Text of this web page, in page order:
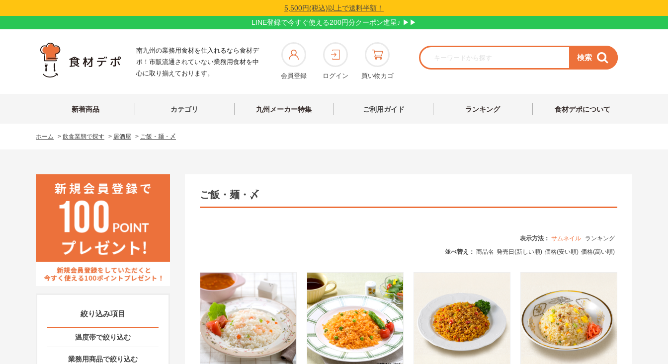
5,500円(税込)以上で送料半額！
LINE登録で今すぐ使える200円分クーポン進呈♪ ▶▶
南九州の業務用食材を仕入れるなら食材デ
ポ！市販流通されていない業務用食材を中
心に取り揃えております。
会員登録 ログイン 買い物カゴ
検索
新着商品 カテゴリ 九州メーカー特集 ご利用ガイド ランキング 食材デポについて
ホーム > 飲食業態で探す > 居酒屋 > ご飯・麺・〆
絞り込み項目
温度帯で絞り込む
業務用商品で絞り込む
ご飯・麺・〆
表示方法： サムネイル
ランキング
並べ替え： 商品名 発売日(新しい順) 価格(安い順) 価格(高い順)